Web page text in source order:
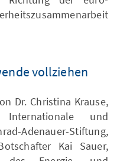
vollziehen
Dr. Christina Krause,
und
Adenauer-Stiftung,
Kai Sauer,